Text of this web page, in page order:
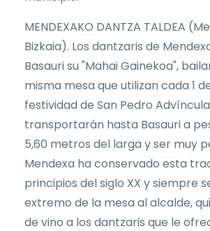
MENDEXAKO DANTZA TALDEA
Bizkaia). Los dantzaris de
Basauri su "Mahai Gainekoa",
misma mesa que utilizan cada 1
festividad de San Pedro
transportarán hasta Basauri a
5,60 metros del larga y ser muy
Mendexa ha conservado esta
principios del siglo XX y siempre
extremo de la mesa al alcalde,
de vino a los dantzaris que le